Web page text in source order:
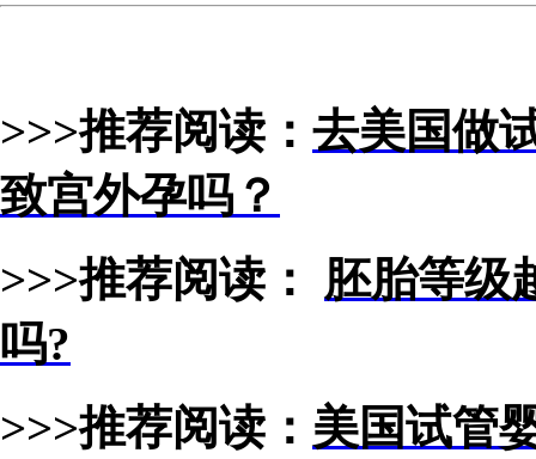
>>>推荐阅读： 去美国做
致宫外孕吗？
>>>推荐阅读： 胚胎等级
吗?
>>>推荐阅读： 美国试管